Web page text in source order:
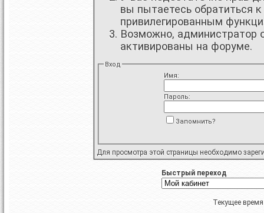
вы пытаетесь обратиться
привилегированным
Возможно, администратор
активированы на форуме.
Вход
Имя:
Пароль:
Запомнить?
Для просмотра этой страницы необходимо
Быстрый переход
Текущее